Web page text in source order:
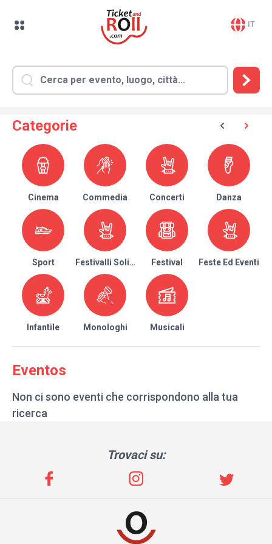
IT
Categorie
Cinema Commedia Concerti Danza
Sport Festivalli Solidari Festival Feste Ed Eventi
Infantile Monologhi Musicali
Eventos
Non ci sono eventi che corrispondono alla tua
ricerca
Trovaci su: